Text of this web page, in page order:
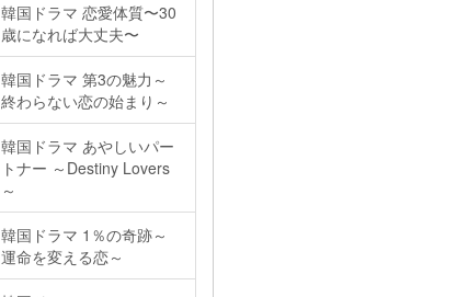
韓国ドラマ 恋愛体質〜30
歳になれば大丈夫〜
韓国ドラマ 第3の魅力～
終わらない恋の始まり～
韓国ドラマ あやしいパー
トナー ～Destiny Lovers
～
韓国ドラマ 1％の奇跡～
運命を変える恋～